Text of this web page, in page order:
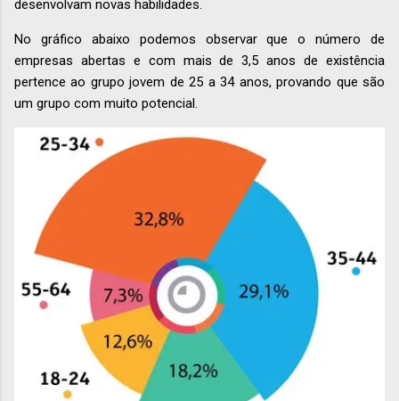
desenvolvam novas habilidades.
No gráfico abaixo podemos observar que o número de
empresas abertas e com mais de 3,5 anos de existência
pertence ao grupo jovem de 25 a 34 anos, provando que são
um grupo com muito potencial.